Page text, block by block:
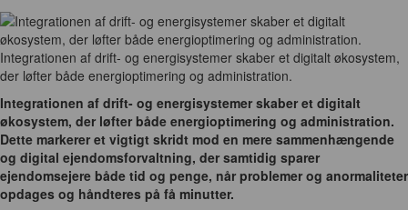
Integrationen af drift- og energisystemer skaber et digitalt økosystem,
der løfter både energioptimering og administration.
Integrationen af drift- og energisystemer skaber et digitalt
økosystem, der løfter både energioptimering og administration.
Dette markerer et vigtigt skridt mod en mere sammenhængende
og digital ejendomsforvaltning, der samtidig sparer
ejendomsejere både tid og penge, når problemer og anormaliteter
opdages og håndteres på få minutter.